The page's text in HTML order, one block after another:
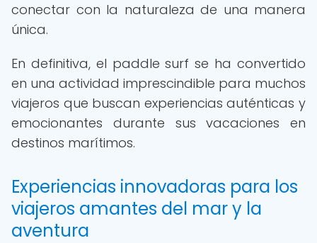
conectar con la naturaleza de una manera
única.
En definitiva, el paddle surf se ha convertido
en una actividad imprescindible para muchos
viajeros que buscan experiencias auténticas y
emocionantes durante sus vacaciones en
destinos marítimos.
Experiencias innovadoras para los
viajeros amantes del mar y la
aventura